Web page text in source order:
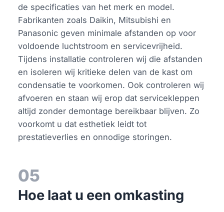
de specificaties van het merk en model.
Fabrikanten zoals Daikin, Mitsubishi en
Panasonic geven minimale afstanden op voor
voldoende luchtstroom en servicevrijheid.
Tijdens installatie controleren wij die afstanden
en isoleren wij kritieke delen van de kast om
condensatie te voorkomen. Ook controleren wij
afvoeren en staan wij erop dat servicekleppen
altijd zonder demontage bereikbaar blijven. Zo
voorkomt u dat esthetiek leidt tot
prestatieverlies en onnodige storingen.
05
Hoe laat u een omkasting